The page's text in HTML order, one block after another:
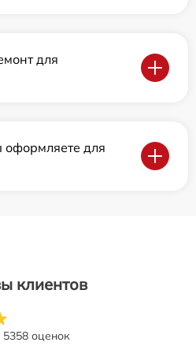
для
для
клиентов
5358 оценок